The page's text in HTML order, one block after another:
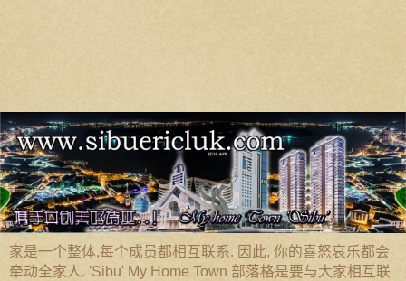
家是一个整体,每个成员都相互联系. 因此, 你的喜怒哀乐都会
牵动全家人. 'Sibu' My Home Town 部落格是要与大家相互联